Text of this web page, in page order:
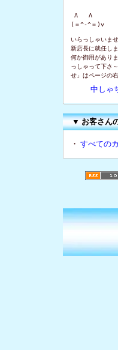
Λ   Λ
(＝^-^＝)v
いらっしゃいませ
新店長に就任し
何か御用があり
っしゃって下さ
せ」はページの右
中しゃ
▼お客さん
・ すべての